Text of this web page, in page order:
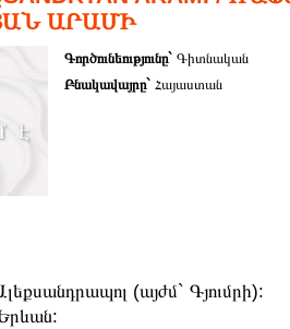
ԱՐԱՄԻ
Գործունեությունը` Գիտնական
Բնակավայրը` Հայաստան
(այժմ` Գյումրի):